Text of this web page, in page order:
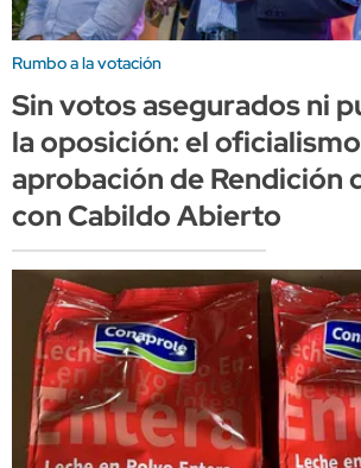
Rumbo a la votación
Sin votos asegurados ni
la oposición: el
aprobación de Rendición
con Cabildo Abierto